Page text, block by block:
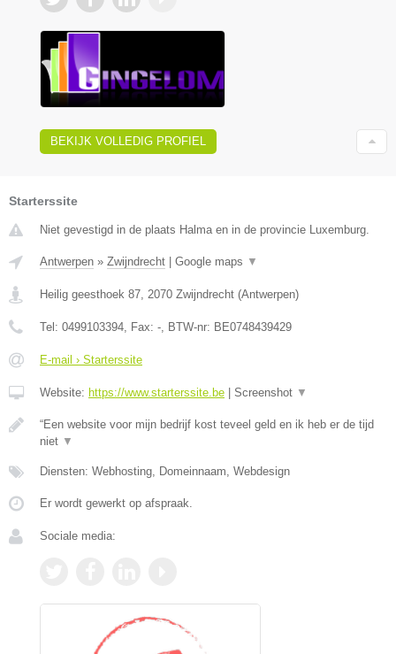
BEKIJK VOLLEDIG PROFIEL
Starterssite
Niet gevestigd in de plaats Halma en in de provincie Luxemburg.
Antwerpen » Zwijndrecht | Google maps ▼
Heilig geesthoek 87 2070 Zwijndrecht (Antwerpen)
Tel: 0499103394 , Fax: - , BTW-nr: BE0748439429
E-mail › Starterssite
Website: https://www.starterssite.be | Screenshot ▼
“Een website voor mijn bedrijf kost teveel geld en ik heb er de tijd
niet ▼
Diensten: Webhosting, Domeinnaam, Webdesign
Er wordt gewerkt op afspraak.
Sociale media: